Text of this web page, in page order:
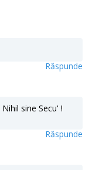
Răspunde
sine Secu' !
Răspunde